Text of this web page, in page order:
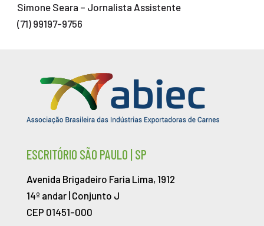
Simone Seara – Jornalista Assistente
(71) 99197-9756
ESCRITÓRIO SÃO PAULO | SP
Avenida Brigadeiro Faria Lima, 1912
14º andar | Conjunto J
CEP 01451-000